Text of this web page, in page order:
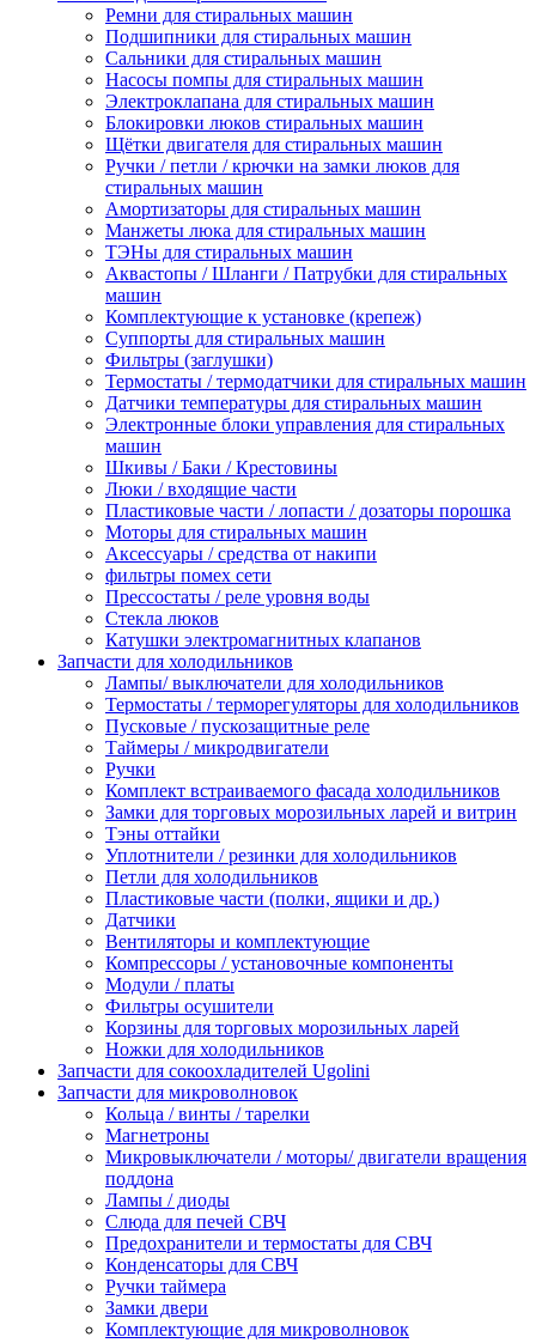
Ремни для стиральных машин
Подшипники для стиральных машин
Сальники для стиральных машин
Насосы помпы для стиральных машин
Электроклапана для стиральных машин
Блокировки люков стиральных машин
Щётки двигателя для стиральных машин
Ручки / петли / крючки на замки люков для
стиральных машин
Амортизаторы для стиральных машин
Манжеты люка для стиральных машин
ТЭНы для стиральных машин
Аквастопы / Шланги / Патрубки для стиральных
машин
Комплектующие к установке (крепеж)
Суппорты для стиральных машин
Фильтры (заглушки)
Термостаты / термодатчики для стиральных машин
Датчики температуры для стиральных машин
Электронные блоки управления для стиральных
машин
Шкивы / Баки / Крестовины
Люки / входящие части
Пластиковые части / лопасти / дозаторы порошка
Моторы для стиральных машин
Аксессуары / средства от накипи
фильтры помех сети
Прессостаты / реле уровня воды
Стекла люков
Катушки электромагнитных клапанов
Запчасти для холодильников
Лампы/ выключатели для холодильников
Термостаты / терморегуляторы для холодильников
Пусковые / пускозащитные реле
Таймеры / микродвигатели
Ручки
Комплект встраиваемого фасада холодильников
Замки для торговых морозильных ларей и витрин
Тэны оттайки
Уплотнители / резинки для холодильников
Петли для холодильников
Пластиковые части (полки, ящики и др.)
Датчики
Вентиляторы и комплектующие
Компрессоры / установочные компоненты
Модули / платы
Фильтры осушители
Корзины для торговых морозильных ларей
Ножки для холодильников
Запчасти для сокоохладителей Ugolini
Запчасти для микроволновок
Кольца / винты / тарелки
Магнетроны
Микровыключатели / моторы/ двигатели вращения
поддона
Лампы / диоды
Слюда для печей СВЧ
Предохранители и термостаты для СВЧ
Конденсаторы для СВЧ
Ручки таймера
Замки двери
Комплектующие для микроволновок